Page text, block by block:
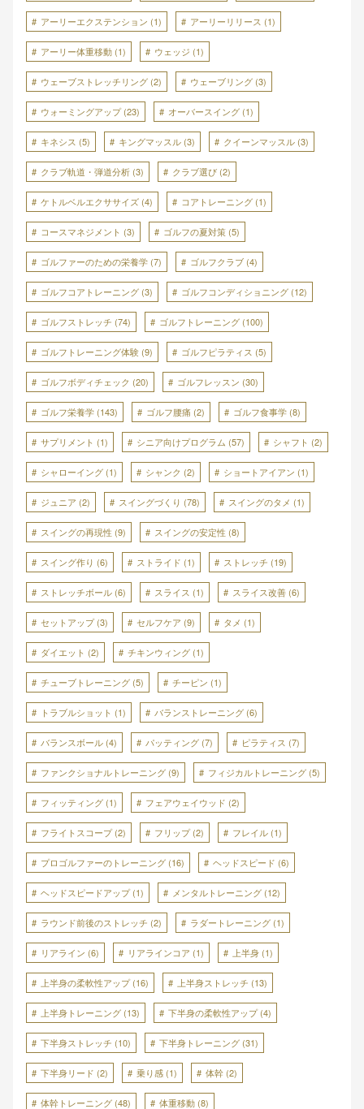
アーリーエクステンション (1) アーリーリリース (1)
アーリー体重移動 (1) ウェッジ (1)
ウェーブストレッチリング (2) ウェーブリング (3)
ウォーミングアップ(23) オーバースイング (1)
キネシス (5) キングマッスル (3) クイーンマッスル (3)
クラブ軌道・弾道分析 (3) クラブ選び (2)
ケトルベルエクササイズ (4) コアトレーニング (1)
コースマネジメント (3) ゴルフの夏対策 (5)
ゴルファーのための栄養学 (7) ゴルフクラブ (4)
ゴルフコアトレーニング (3) ゴルフコンディショニング (12)
ゴルフストレッチ (74) ゴルフトレーニング (100)
ゴルフトレーニング体験 (9) ゴルフピラティス (5)
ゴルフボディチェック (20) ゴルフレッスン (30)
ゴルフ栄養学 (143) ゴルフ腰痛 (2) ゴルフ食事学 (8)
サプリメント (1) シニア向けプログラム (57) シャフト (2)
シャローイング (1) シャンク (2) ショートアイアン (1)
ジュニア (2) スイングづくり (78) スイングのタメ (1)
スイングの再現性 (9) スイングの安定性 (8)
スイング作り (6) ストライド (1) ストレッチ (19)
ストレッチボール (6) スライス (1) スライス改善 (6)
セットアップ(3) セルフケア (9) タメ (1)
ダイエット (2) チキンウィング (1)
チューブトレーニング (5) チーピン (1)
トラブルショット (1) バランストレーニング (6)
バランスボール (4) パッティング (7) ピラティス (7)
ファンクショナルトレーニング (9) フィジカルトレーニング (5)
フィッティング (1) フェアウェイウッド (2)
フライトスコープ(2) フリップ(2) フレイル (1)
プロゴルファーのトレーニング (16) ヘッドスピード (6)
ヘッドスピードアップ(1) メンタルトレーニング (12)
ラウンド前後のストレッチ (2) ラダートレーニング (1)
リアライン (6) リアラインコア (1) 上半身 (1)
上半身の柔軟性アップ(16) 上半身ストレッチ (13)
上半身トレーニング (13) 下半身の柔軟性アップ(4)
下半身ストレッチ (10) 下半身トレーニング (31)
下半身リード (2) 乗り感 (1) 体幹 (2)
体幹トレーニング (48) 体重移動 (8)